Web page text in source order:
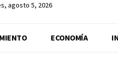
agosto 5, 2026
ECONOMÍA